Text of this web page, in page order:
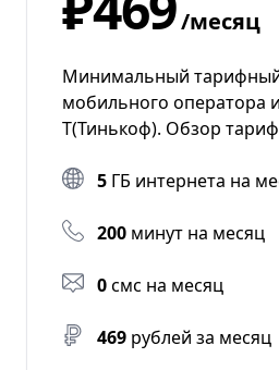
/месяц
Минимальный
мобильного оператора
Т(Тинькоф). Обзор
5 ГБ интернета на
200 минут на месяц
0смс на месяц
469 рублей за месяц